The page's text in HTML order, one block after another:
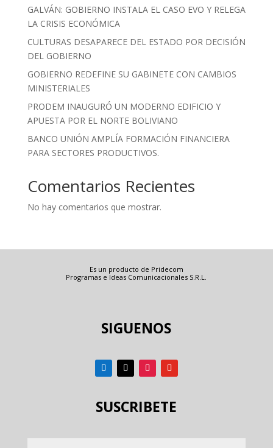
GALVÁN: GOBIERNO INSTALA EL CASO EVO Y RELEGA
LA CRISIS ECONÓMICA
CULTURAS DESAPARECE DEL ESTADO POR DECISIÓN
DEL GOBIERNO
GOBIERNO REDEFINE SU GABINETE CON CAMBIOS
MINISTERIALES
PRODEM INAUGURÓ UN MODERNO EDIFICIO Y
APUESTA POR EL NORTE BOLIVIANO
BANCO UNIÓN AMPLÍA FORMACIÓN FINANCIERA
PARA SECTORES PRODUCTIVOS.
Comentarios Recientes
No hay comentarios que mostrar.
Es un producto de Pridecom
Programas e Ideas Comunicacionales S.R.L.
SIGUENOS
SUSCRIBETE